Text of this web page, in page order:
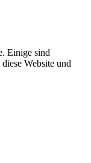
Einige sind
Website und